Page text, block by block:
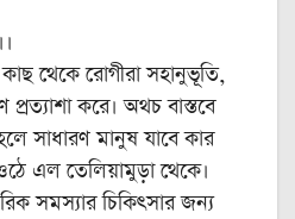
থেকে রোগীরা সহানুভূতি,
করে। অথচ বাস্তবে
সাধারণ মানুষ যাবে কার
এল তেলিয়ামুড়া থেকে।
সমস্যার চিকিৎসার জন্য